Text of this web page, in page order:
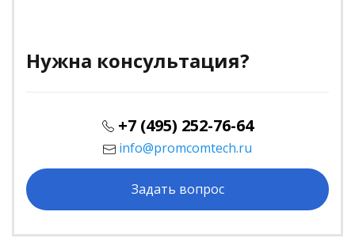
Нужна консультация?
+7 (495) 252-76-64
info@promcomtech.ru
Задать вопрос